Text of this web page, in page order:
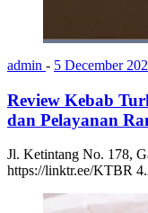
admin - 5 December
Review Kebab
dan Pelayanan
Jl. Ketintang No. 178,
https://linktr.ee/KTBR